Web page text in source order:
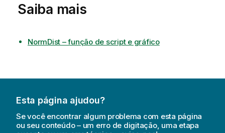
Saiba mais
NormDist – função de script e gráfico
Esta página ajudou?
Se você encontrar algum problema com esta página
ou seu conteúdo – um erro de digitação, uma etapa